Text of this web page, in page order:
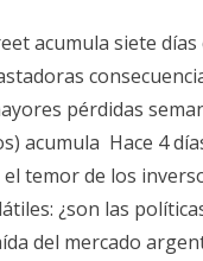
acumula siete
pérdidas
acumula Hace 4
temor de los
¿son las
del mercado